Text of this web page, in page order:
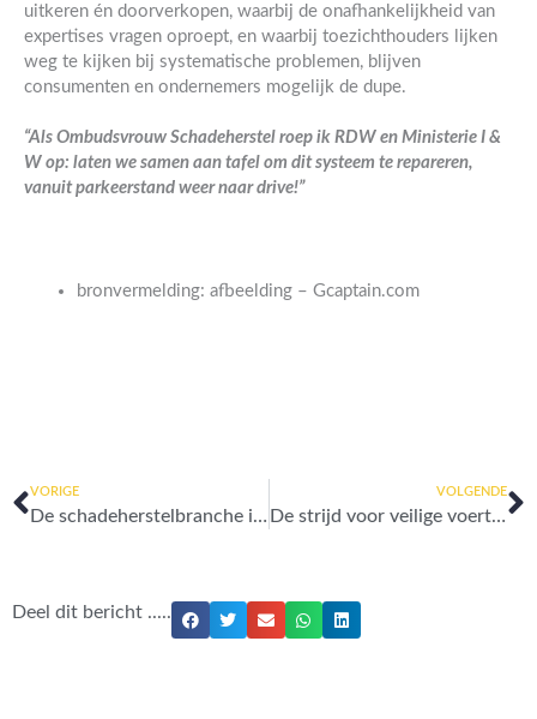
uitkeren én doorverkopen, waarbij de onafhankelijkheid van
expertises vragen oproept, en waarbij toezichthouders lijken
weg te kijken bij systematische problemen, blijven
consumenten en ondernemers mogelijk de dupe.
“Als Ombudsvrouw Schadeherstel roep ik RDW en Ministerie I &
W op: laten we samen aan tafel om dit systeem te repareren,
vanuit parkeerstand weer naar drive!”
bronvermelding: afbeelding – Gcaptain.com
Vorige
VORIGE
De schadeherstelbranche is verrot!
VOLGENDE
De strijd voor veilige voertuigen gaat door – Mijn oproep aan RDW en Ministerie I & W
Deel dit bericht .....